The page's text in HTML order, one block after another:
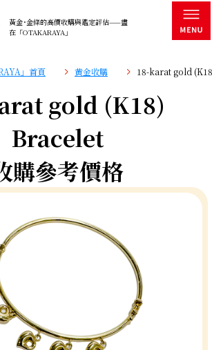
黃金･金條的高價收購與鑑定評估——盡
在「OTAKARAYA」
」首頁 黄金收購 18-karat gold
gold (K18)
Bracelet
購參考價格